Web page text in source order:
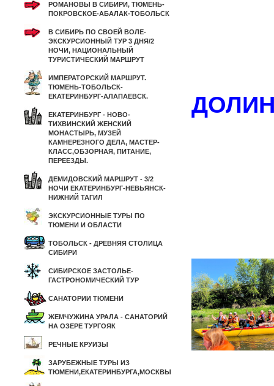
РОМАНОВЫ В СИБИРИ, ТЮМЕНЬ-
ПОКРОВСКОЕ-АБАЛАК-ТОБОЛЬСК
В СИБИРЬ ПО СВОЕЙ ВОЛЕ-
ЭКСКУРСИОННЫЙ ТУР 3 ДНЯ/2
НОЧИ, НАЦИОНАЛЬНЫЙ
ТУРИСТИЧЕСКИЙ МАРШРУТ
ИМПЕРАТОРСКИЙ МАРШРУТ.
ТЮМЕНЬ-ТОБОЛЬСК-
ЕКАТЕРИНБУРГ-АЛАПАЕВСК.
ЕКАТЕРИНБУРГ - НОВО-
ТИХВИНСКИЙ ЖЕНСКИЙ
МОНАСТЫРЬ, МУЗЕЙ
КАМНЕРЕЗНОГО ДЕЛА, МАСТЕР-
КЛАСС,ОБЗОРНАЯ, ПИТАНИЕ,
ПЕРЕЕЗДЫ.
ДЕМИДОВСКИЙ МАРШРУТ - 3/2
НОЧИ ЕКАТЕРИНБУРГ-НЕВЬЯНСК-
НИЖНИЙ ТАГИЛ
ЭКСКУРСИОННЫЕ ТУРЫ ПО
ТЮМЕНИ И ОБЛАСТИ
ТОБОЛЬСК - ДРЕВНЯЯ СТОЛИЦА
СИБИРИ
СИБИРСКОЕ ЗАСТОЛЬЕ-
ГАСТРОНОМИЧЕСКИЙ ТУР
САНАТОРИИ ТЮМЕНИ
ЖЕМЧУЖИНА УРАЛА - САНАТОРИЙ
НА ОЗЕРЕ ТУРГОЯК
РЕЧНЫЕ КРУИЗЫ
ЗАРУБЕЖНЫЕ ТУРЫ ИЗ
ТЮМЕНИ,ЕКАТЕРИНБУРГА,МОСКВЫ